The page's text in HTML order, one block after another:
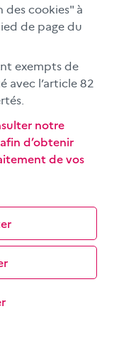
à la lettre
ici →
des cookies" à
de page du
exempts de
avec l’article 82
notre
d’obtenir
de vos